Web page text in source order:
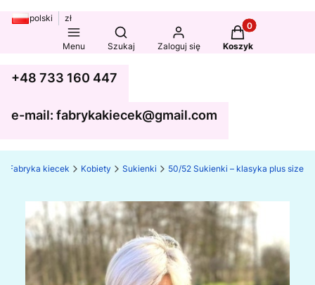
polski zł
Menu
Otwórz wyszukiwarkę
Szukaj Zaloguj się
Produkty w
Koszyk
+48 733 160 447
e-mail: fabrykakiecek@gmail.com
Fabryka kiecek Kobiety Sukienki 50/52 Sukienki – klasyka plus size